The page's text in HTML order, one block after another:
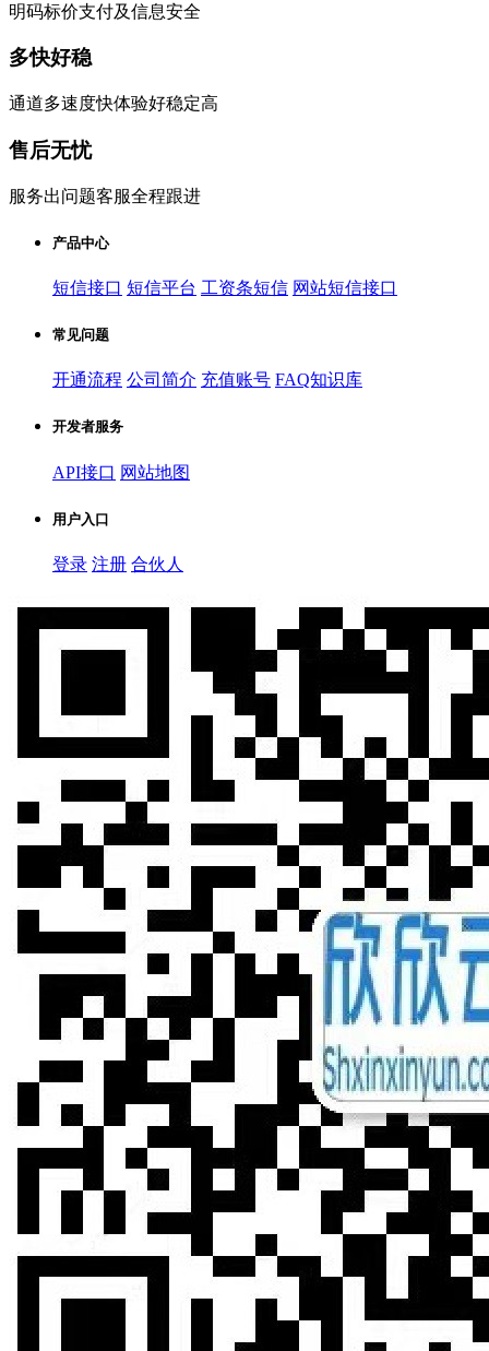
明码标价支付及信息安全
多快好稳
通道多速度快体验好稳定高
售后无忧
服务出问题客服全程跟进
产品中心
短信接口 短信平台 工资条短信 网站短信接口
常见问题
开通流程 公司简介 充值账号 FAQ知识库
开发者服务
API接口 网站地图
用户入口
登录 注册 合伙人